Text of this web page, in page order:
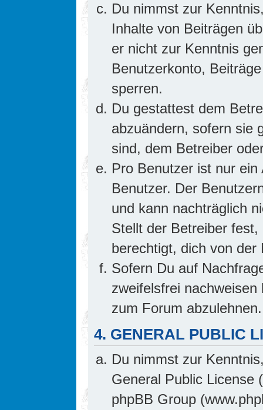
Du nimmst zur
Inhalte von Beiträgen
er nicht zur Kenntnis
Benutzerkonto,
sperren.
Du gestattest dem
abzuändern, sofern sie
sind, dem Betreiber
Pro Benutzer ist nur
Benutzer. Der
und kann nachträglich
Stellt der Betreiber
berechtigt, dich von
Sofern Du auf
zweifelsfrei
zum Forum abzulehnen.
4. GENERAL PUBLIC
Du nimmst zur
General Public License
phpBB Group